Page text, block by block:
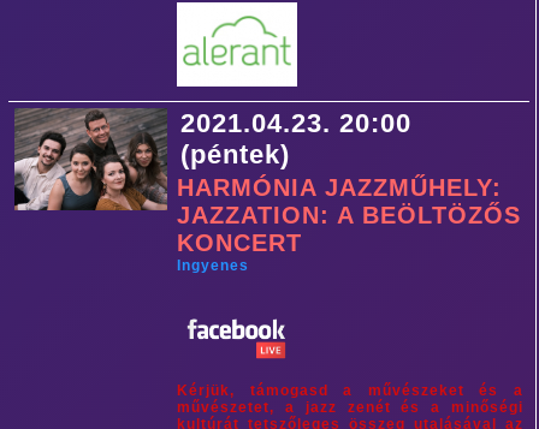
2021.04.23. 20:00
(péntek)
HARMÓNIA JAZZMŰHELY:
JAZZATION: A BEÖLTÖZŐS
KONCERT
Ingyenes
Kérjük, támogasd a művészeket és a
művészetet, a jazz zenét és a minőségi
kultúrát tetszőleges összeg utalásával az